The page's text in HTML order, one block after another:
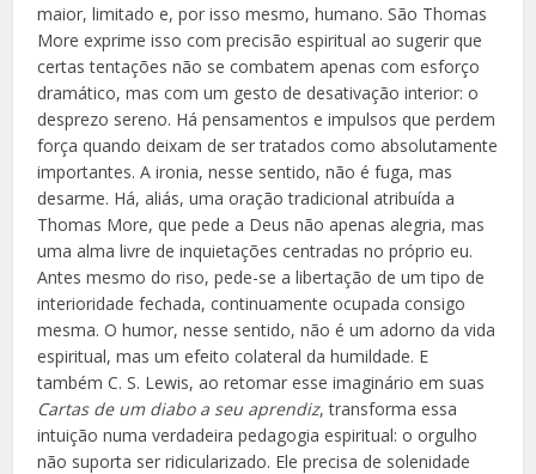
maior, limitado e, por isso mesmo, humano. São Thomas
More exprime isso com precisão espiritual ao sugerir que
certas tentações não se combatem apenas com esforço
dramático, mas com um gesto de desativação interior: o
desprezo sereno. Há pensamentos e impulsos que perdem
força quando deixam de ser tratados como absolutamente
importantes. A ironia, nesse sentido, não é fuga, mas
desarme. Há, aliás, uma oração tradicional atribuída a
Thomas More, que pede a Deus não apenas alegria, mas
uma alma livre de inquietações centradas no próprio eu.
Antes mesmo do riso, pede-se a libertação de um tipo de
interioridade fechada, continuamente ocupada consigo
mesma. O humor, nesse sentido, não é um adorno da vida
espiritual, mas um efeito colateral da humildade. E
também C. S. Lewis, ao retomar esse imaginário em suas
Cartas de um diabo a seu aprendiz, transforma essa
intuição numa verdadeira pedagogia espiritual: o orgulho
não suporta ser ridicularizado. Ele precisa de solenidade